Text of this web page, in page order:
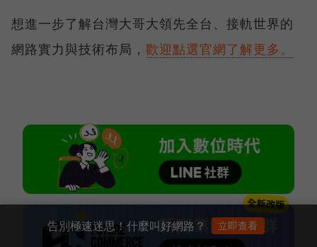
想進一步了解台灣大哥大領先全台、接軌世界的
網路實力與技術布局， 歡迎點選官網了解更多。
告別極速迷思！什麼叫好網路？ 立即查看